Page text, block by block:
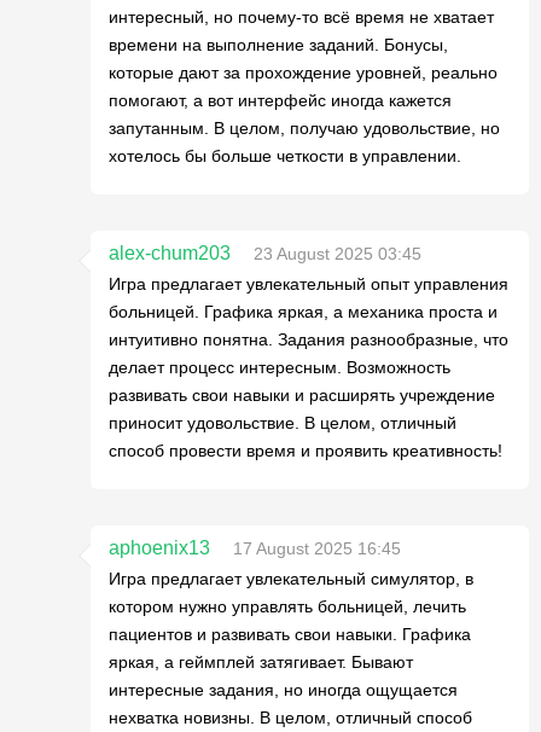
интересный, но почему-то всё время не хватает
времени на выполнение заданий. Бонусы,
которые дают за прохождение уровней, реально
помогают, а вот интерфейс иногда кажется
запутанным. В целом, получаю удовольствие, но
хотелось бы больше четкости в управлении.
alex-chum203
23 August 2025 03:45
Игра предлагает увлекательный опыт управления
больницей. Графика яркая, а механика проста и
интуитивно понятна. Задания разнообразные, что
делает процесс интересным. Возможность
развивать свои навыки и расширять учреждение
приносит удовольствие. В целом, отличный
способ провести время и проявить креативность!
aphoenix13
17 August 2025 16:45
Игра предлагает увлекательный симулятор, в
котором нужно управлять больницей, лечить
пациентов и развивать свои навыки. Графика
яркая, а геймплей затягивает. Бывают
интересные задания, но иногда ощущается
нехватка новизны. В целом, отличный способ